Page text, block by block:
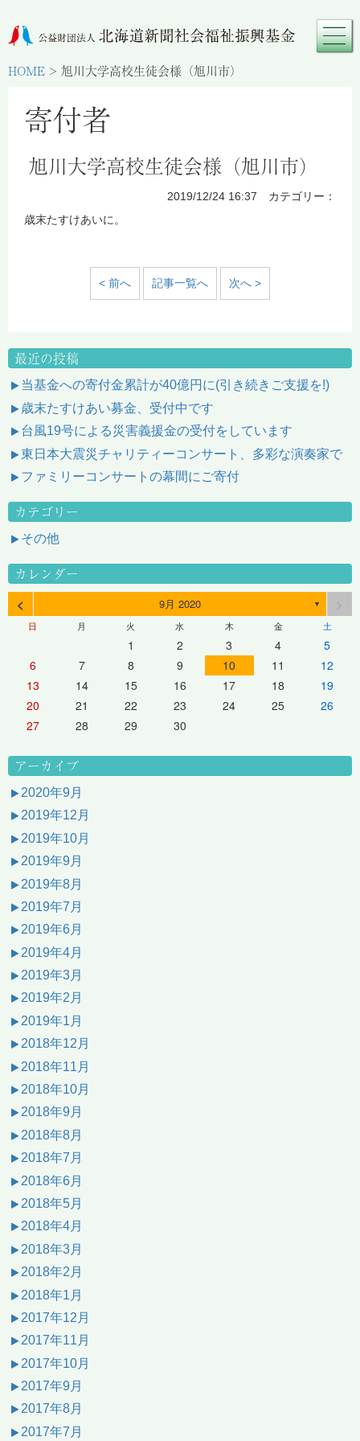
HOME > 旭川大学高校生徒会様（旭川市）
寄付者
旭川大学高校生徒会様（旭川市）
2019/12/24 16:37 カテゴリー：
歳末たすけあいに。
< 前へ 記事一覧へ 次へ >
最近の投稿
当基金への寄付金累計が40億円に(引き続きご支援を!)
歳末たすけあい募金、受付中です
台風19号による災害義援金の受付をしています
東日本大震災チャリティーコンサート、多彩な演奏家で
ファミリーコンサートの幕間にご寄付
カテゴリー
その他
カレンダー
< 9月 2020 ▼
日 月 火 水 木 金 土
1 2 3 4
5
6
7 8 9 10 11
12
13
14 15 16 17 18
19
20
21 22 23 24 25
26
27
28 29 30
アーカイブ
2020年9月
2019年12月
2019年10月
2019年9月
2019年8月
2019年7月
2019年6月
2019年4月
2019年3月
2019年2月
2019年1月
2018年12月
2018年11月
2018年10月
2018年9月
2018年8月
2018年7月
2018年6月
2018年5月
2018年4月
2018年3月
2018年2月
2018年1月
2017年12月
2017年11月
2017年10月
2017年9月
2017年8月
2017年7月